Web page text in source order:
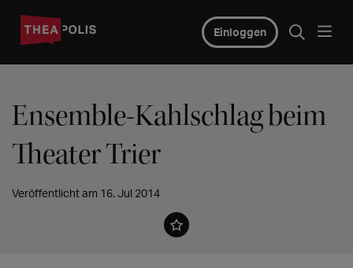
Einloggen
Ensemble-Kahlschlag beim
Theater Trier
Veröffentlicht am 16. Jul 2014